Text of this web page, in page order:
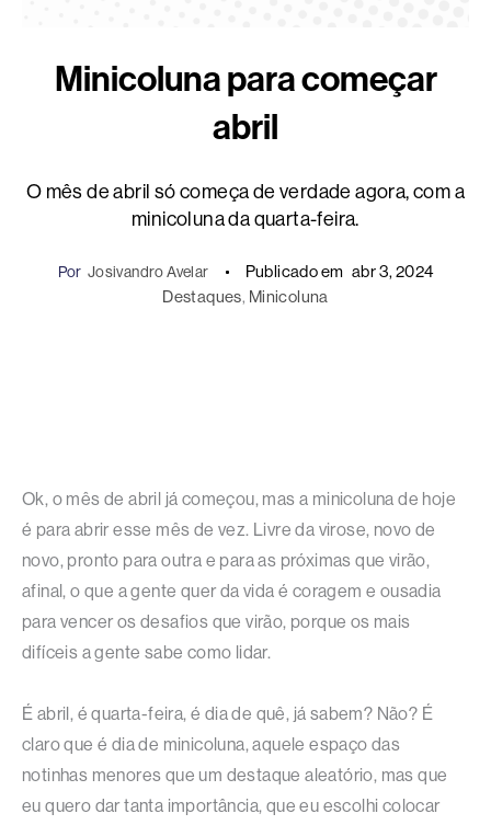
Minicoluna para começar
abril
O mês de abril só começa de verdade agora, com a
minicoluna da quarta-feira.
Por Josivandro Avelar Publicado em abr 3, 2024
Destaques, Minicoluna
Ok, o mês de abril já começou, mas a minicoluna de hoje
é para abrir esse mês de vez. Livre da virose, novo de
novo, pronto para outra e para as próximas que virão,
afinal, o que a gente quer da vida é coragem e ousadia
para vencer os desafios que virão, porque os mais
difíceis a gente sabe como lidar.
É abril, é quarta-feira, é dia de quê, já sabem? Não? É
claro que é dia de minicoluna, aquele espaço das
notinhas menores que um destaque aleatório, mas que
eu quero dar tanta importância, que eu escolhi colocar